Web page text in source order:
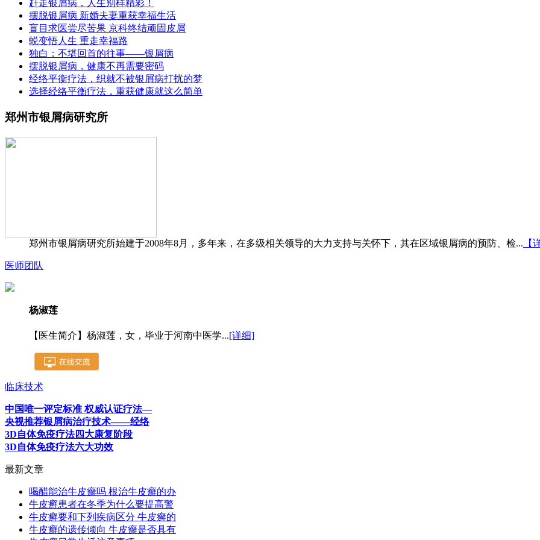
赶走银屑病，人生别样精彩！
摆脱银屑病 新婚夫妻重获幸福生活
盲目求医尝尽苦果 京科终结顽固皮屑
蜕变悟人生 重走幸福路
独白：不堪回首的往事——银屑病
摆脱银屑病，健康不再需要密码
经络平衡疗法，织就不被银屑病打扰的梦
选择经络平衡疗法，重获健康就这么简单
郑州市银屑病研究所
郑州市银屑病研究所始建于2008年8月，多年来，在多级相关领导的大力支持与关怀下，其在区域银屑病的预防、检... 【
医师团队
杨淑莲
【医生简介】杨淑莲，女，毕业于河南中医学...[详细]
临床技术
中国唯一评定标准 权威认证疗法—
央视推荐银屑病治疗技术——经络
3D自体免疫疗法四大康复阶段
3D自体免疫疗法六大功效
最新文章
喝醋能治牛皮癣吗 根治牛皮癣的办
牛皮癣患者在冬季为什么要提高警
牛皮癣要和下列疾病区分 牛皮癣的
牛皮癣的遗传倾向 牛皮癣是否具有